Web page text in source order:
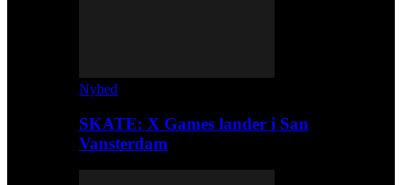
Nyhed
SKATE: X Games lander i San
Vansterdam